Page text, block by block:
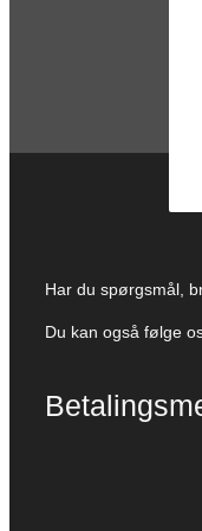
Har du spørgsmål,
Du kan også følge